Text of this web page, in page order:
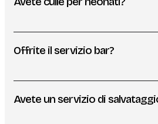
Offrite il servizio bar?
Avete un servizio di